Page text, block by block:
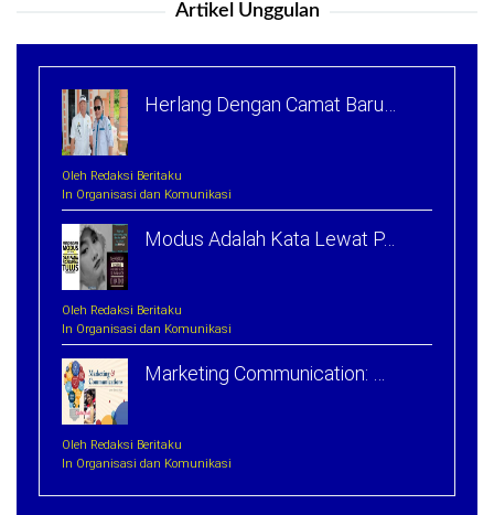
Artikel Unggulan
Herlang Dengan Camat Baru…
Oleh Redaksi Beritaku
In Organisasi dan Komunikasi
Modus Adalah Kata Lewat P…
Oleh Redaksi Beritaku
In Organisasi dan Komunikasi
Marketing Communication: …
Oleh Redaksi Beritaku
In Organisasi dan Komunikasi